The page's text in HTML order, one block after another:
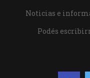
Noticias e
Podés